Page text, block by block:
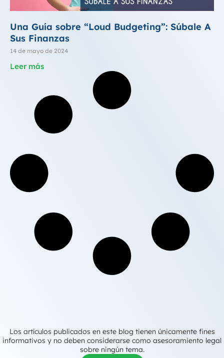
Una Guía sobre “Loud Budgeting”: Súbale A
Sus Finanzas
14 de mayo de 2024
Leer más
Los artículos publicados en este blog tienen únicamente fines
informativos y no deben considerarse como asesoramiento legal
sobre ningún tema.